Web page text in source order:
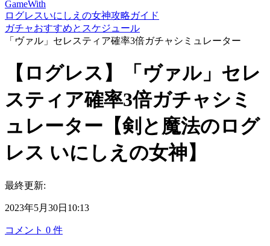
GameWith
ログレスいにしえの女神攻略ガイド
ガチャおすすめとスケジュール
「ヴァル」セレスティア確率3倍ガチャシミュレーター
【ログレス】「ヴァル」セレ
スティア確率3倍ガチャシミ
ュレーター【剣と魔法のログ
レス いにしえの女神】
最終更新:
2023年5月30日10:13
コメント 0 件